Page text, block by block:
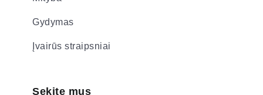
Gydymas
Įvairūs straipsniai
Sekite mus